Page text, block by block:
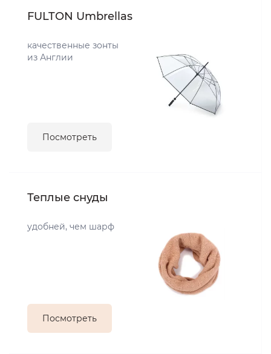
FULTON Umbrellas
качественные зонты
из Англии
Посмотреть
Теплые снуды
удобней, чем шарф
Посмотреть